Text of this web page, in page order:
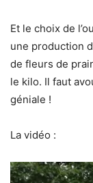
Et le choix de
une production
de fleurs de
le kilo. Il faut
géniale !
La vidéo :